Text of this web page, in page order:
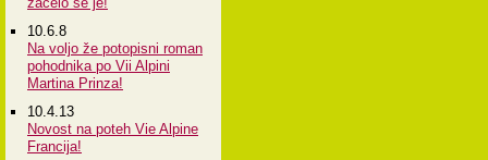
10.6.8
Na voljo že potopisni roman
pohodnika po Vii Alpini
Martina Prinza!
10.4.13
Novost na poteh Vie Alpine
Francija!